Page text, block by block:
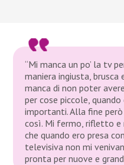
“Mi manca un po’ la tv
maniera ingiusta, brusca
manca di non poter
per cose piccole,
importanti. Alla fine
così. Mi fermo, rifletto e
che quando ero presa
televisiva non mi
pronta per nuove e